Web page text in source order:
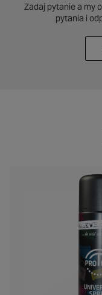
Zadaj pytanie a my
pytania i